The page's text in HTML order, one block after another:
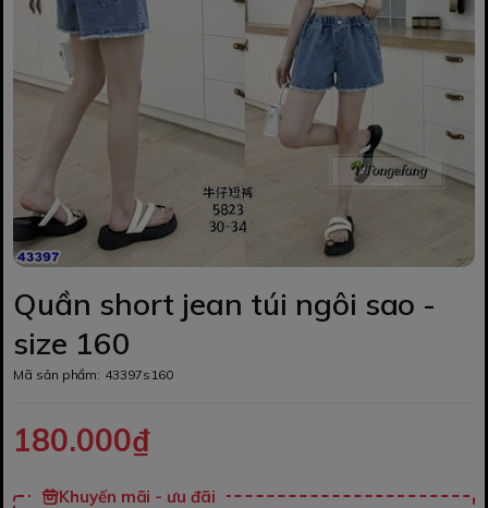
Quần short jean túi ngôi sao -
size 160
Mã sản phẩm: 43397s160
180.000₫
Khuyến mãi - ưu đãi